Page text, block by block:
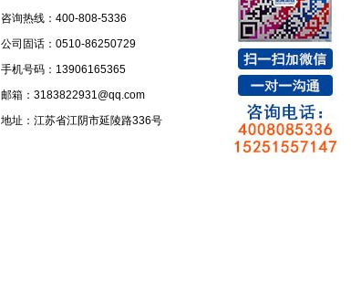
咨询热线： 400-808-5336
公司固话： 0510-86250729
手机号码： 13906165365
邮箱： 3183822931@qq.com
地址： 江苏省江阴市延陵路336号